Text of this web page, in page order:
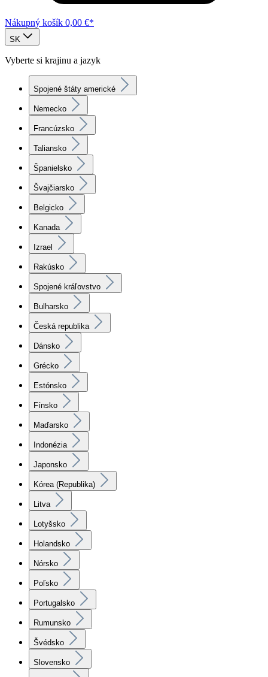
Nákupný košík 0,00 €*
SK
Vyberte si krajinu a jazyk
Spojené štáty americké
Nemecko
Francúzsko
Taliansko
Španielsko
Švajčiarsko
Belgicko
Kanada
Izrael
Rakúsko
Spojené kráľovstvo
Bulharsko
Česká republika
Dánsko
Grécko
Estónsko
Fínsko
Maďarsko
Indonézia
Japonsko
Kórea (Republika)
Litva
Lotyšsko
Holandsko
Nórsko
Poľsko
Portugalsko
Rumunsko
Švédsko
Slovensko